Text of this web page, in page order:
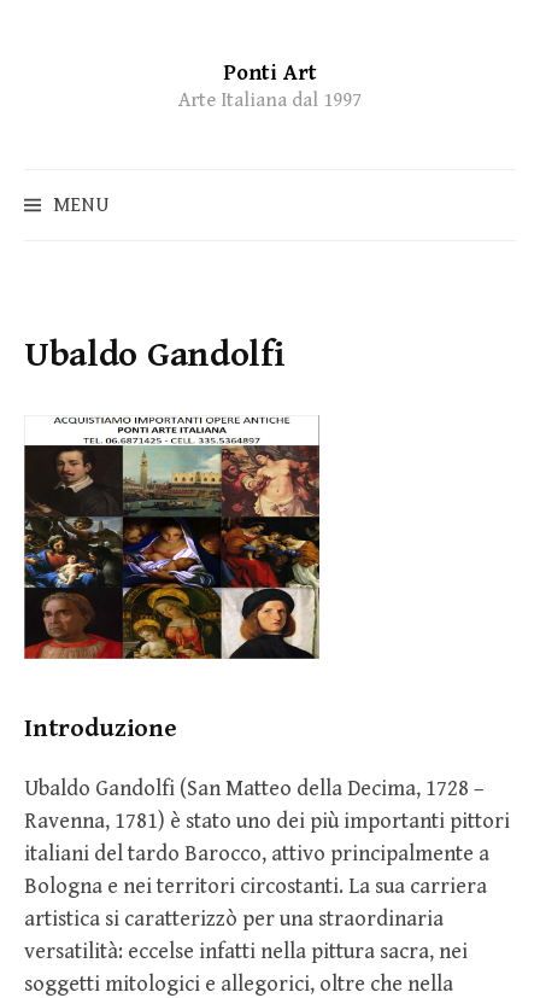
Ponti Art
Arte Italiana dal 1997
MENU
Ubaldo Gandolfi
Introduzione
Ubaldo Gandolfi (San Matteo della Decima, 1728 –
Ravenna, 1781) è stato uno dei più importanti pittori
italiani del tardo Barocco, attivo principalmente a
Bologna e nei territori circostanti. La sua carriera
artistica si caratterizzò per una straordinaria
versatilità: eccelse infatti nella pittura sacra, nei
soggetti mitologici e allegorici, oltre che nella